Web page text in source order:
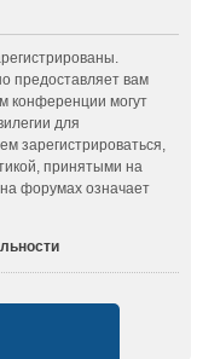
предоставляет вам
конференции могут
для
зарегистрироваться,
принятыми на
форумах означает